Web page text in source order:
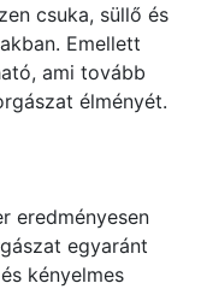
csuka, süllő és
Emellett
ami tovább
élményét.
eredményesen
egyaránt
kényelmes